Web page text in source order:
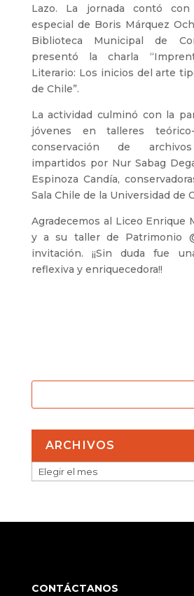
Lazo. La jornada contó
especial de Boris Márquez
Biblioteca Municipal de
presentó la charla
Literario: Los inicios del arte
de Chile”.
La actividad culminó con la
jóvenes en talleres
conservación de
impartidos por Nur Sabag
Espinoza Candía,
Sala Chile de la Universidad de
Agradecemos al Liceo Enrique
y a su taller de Patrimonio
invitación. ¡¡Sin duda fue
reflexiva y enriquecedora!!
ARCHIVOS
ARCHIVOS
CONTÁCTANOS